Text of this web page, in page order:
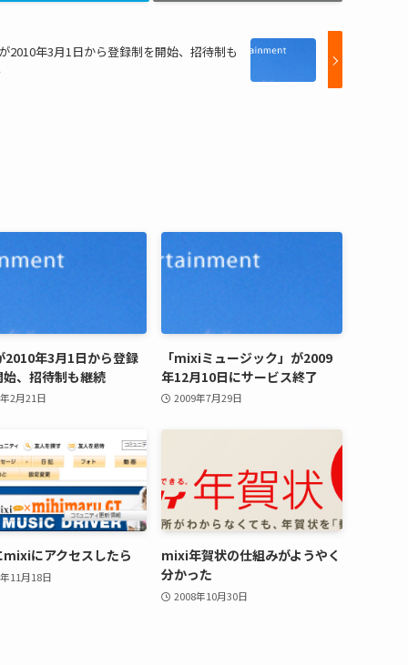
2010年3月1日から登録制を開始、招待制も
年3月1日から登録
、招待制も継続
2月21日
「mixiミュージック」が2009
年12月10日にサービス終了
2009年7月29日
mixiにアクセスしたら
11月18日
mixi年賀状の仕組みがようやく
分かった
2008年10月30日